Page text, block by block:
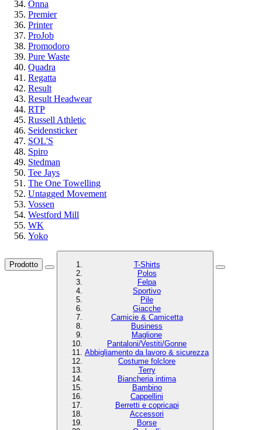
Onna
Premier
Printer
ProJob
Promodoro
Pure Waste
Quadra
Regatta
Result
Result Headwear
RTP
Russell Athletic
Seidensticker
SOL'S
Spiro
Stedman
Tee Jays
The One Towelling
Untagged Movement
Vossen
Westford Mill
WK
Yoko
Prodotto
T-Shirts
Polos
Felpa
Sportivo
Pile
Giacche
Camicie & Camicetta
Business
Maglione
Pantaloni/Vestiti/Gonne
Abbigliamento da lavoro & sicurezza
Costume folclore
Terry
Biancheria intima
Bambino
Cappellini
Berretti e copricapi
Accessori
Borse